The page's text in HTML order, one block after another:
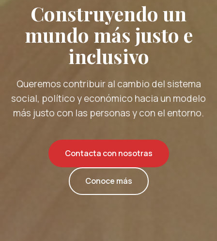
Construyendo un
mundo más justo e
inclusivo
Queremos contribuir al cambio del sistema
social, político y económico hacia un modelo
más justo con las personas y con el entorno.
Contacta con nosotras
Conoce más